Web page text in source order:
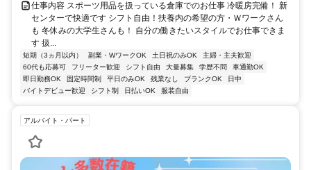
仕事内容 スポーツ用品を扱っている倉庫でのお仕事 冷暖房完備！ 新
センターで快適です シフト自由！扶養内の希望の方・Ｗワークさん
も 冬休みの大学生さんも！ 自分の働きたいスタイルでお仕事できま
す 扱...
短期（3ヵ月以内） 副業・WワークOK 土日祝のみOK
主婦・主夫歓迎
60代も応募可
フリーター歓迎 シフト自由 大量募集 学歴不問
車通勤OK
即日勤務OK
固定時間制 平日のみOK 残業なし ブランクOK
日中
バイトデビュー歓迎
シフト制 日払いOK 服装自由
アルバイト・パート